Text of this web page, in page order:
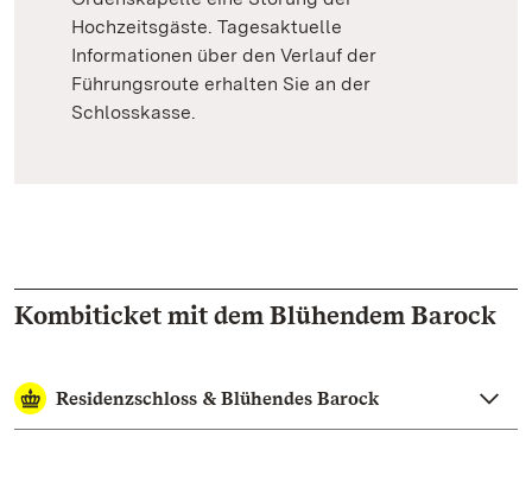
Hochzeitsgäste. Tagesaktuelle
Informationen über den Verlauf der
Führungsroute erhalten Sie an der
Schlosskasse.
Kombiticket mit dem Blühendem Barock
Residenzschloss & Blühendes Barock